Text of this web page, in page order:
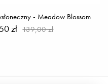
- Meadow Blossom
zł 139,00 zł